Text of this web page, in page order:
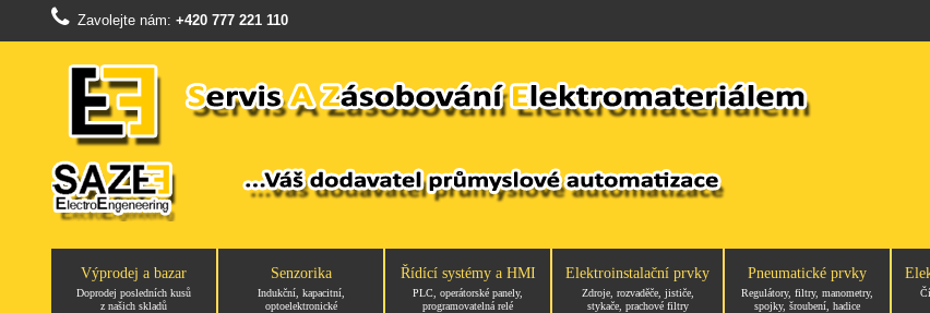
Zavolejte nám: +420 777 221 110
Výprodej a bazar
Doprodej posledních kusů
z našich skladů
Senzorika
Indukční, kapacitní,
optoelektronické
Řídící systémy a HMI
PLC, operátorské panely,
programovatelná relé
Elektroinstalační prvky
Zdroje, rozvaděče, jističe,
stykače, prachové filtry
Pneumatické prvky
Regulátory, filtry, manometry,
spojky, šroubení, hadice